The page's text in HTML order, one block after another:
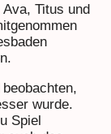
Titus und
wurde.
Spiel